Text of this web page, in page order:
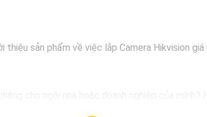
sản phẩm về việc lắp Camera Hikvision